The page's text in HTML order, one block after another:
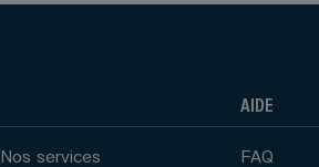
Nos services
AIDE
FAQ